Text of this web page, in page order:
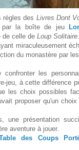
règles des Livres Dont
par la boîte de jeu
de celle de Loup Solitaire
miraculeusement
du monastère par les
les
jeu, à cette différence
les choix possibles
proposer qu'un choix
une présentation
aventure à jouer.
des Coups